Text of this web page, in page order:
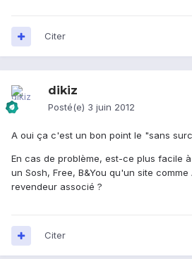
Citer
dikiz
Posté(e) 3 juin 2012
A oui ça c'est un bon point le "sans
En cas de problème, est-ce plus facile
un Sosh, Free, B&You qu'un site
revendeur associé ?
Citer